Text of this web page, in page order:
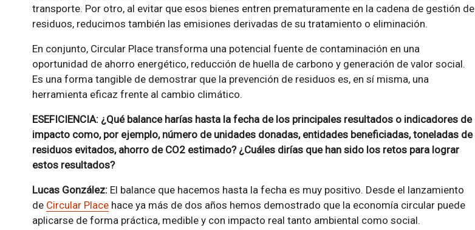
transporte. Por otro, al evitar que esos bienes entren prematuramente en la cadena de gestión de
residuos, reducimos también las emisiones derivadas de su tratamiento o eliminación.
En conjunto, Circular Place transforma una potencial fuente de contaminación en una
oportunidad de ahorro energético, reducción de huella de carbono y generación de valor social.
Es una forma tangible de demostrar que la prevención de residuos es, en sí misma, una
herramienta eficaz frente al cambio climático.
ESEFICIENCIA: ¿Qué balance harías hasta la fecha de los principales resultados o indicadores de
impacto como, por ejemplo, número de unidades donadas, entidades beneficiadas, toneladas de
residuos evitados, ahorro de CO2 estimado? ¿Cuáles dirías que han sido los retos para lograr
estos resultados?
Lucas González:El balance que hacemos hasta la fecha es muy positivo. Desde el lanzamiento
de Circular Placehace ya más de dos años hemos demostrado que la economía circular puede
aplicarse de forma práctica, medible y con impacto real tanto ambiental como social.